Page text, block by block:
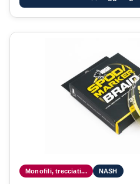
Monofili, trecciati... NASH